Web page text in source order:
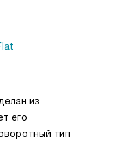
из
его
тип